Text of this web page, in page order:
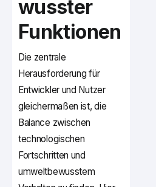
wusster
Funktionen
Die zentrale
Herausforderung für
Entwickler und Nutzer
gleichermaßen ist, die
Balance zwischen
technologischen
Fortschritten und
umweltbewusstem